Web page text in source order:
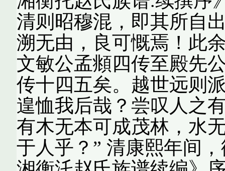
清则昭穆混，即其所自
溯无由，良可慨焉！此
文敏公孟頫四传至殿先
传十四五矣。越世远则
遑恤我后哉？尝叹人之
有木无本可成茂林，水
于人乎？” 清康熙年间